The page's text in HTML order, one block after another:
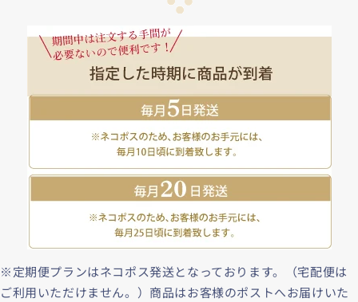
※定期便プランはネコポス発送となっております。（宅配便は
ご利用いただけません。）商品はお客様のポストへお届けいた